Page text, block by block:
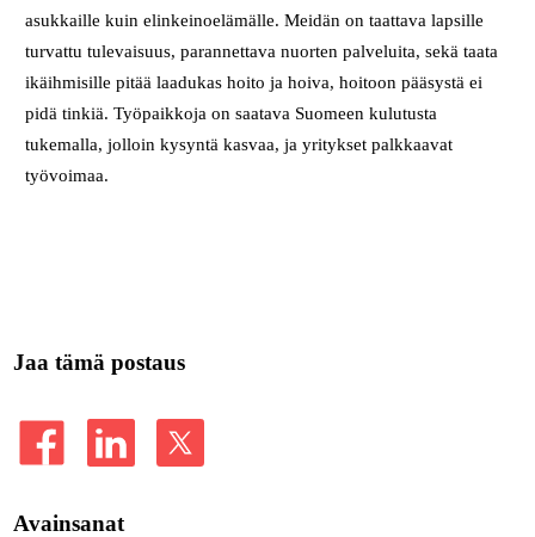
asukkaille kuin elinkeinoelämälle. Meidän on taattava lapsille
turvattu tulevaisuus, parannettava nuorten palveluita, sekä taata
ikäihmisille pitää laadukas hoito ja hoiva, hoitoon pääsystä ei
pidä tinkiä. Työpaikkoja on saatava Suomeen kulutusta
tukemalla, jolloin kysyntä kasvaa, ja yritykset palkkaavat
työvoimaa.
Jaa tämä postaus
Avainsanat